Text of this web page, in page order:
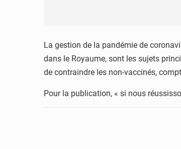
La gestion de la pandémie de
dans le Royaume, sont les sujets
de contraindre les non-vaccinés,
Pour la publication, « si nous